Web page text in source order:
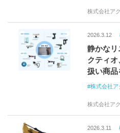
株式会社ア
2026.3.12
静かな
クティ
扱い商
株式会社ア
株式会社ア
2026.3.11